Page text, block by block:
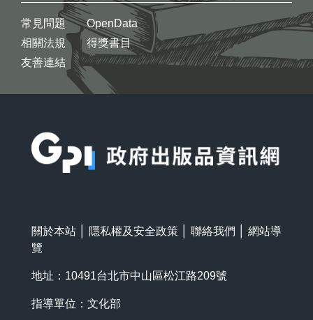
常見問題
相關法規
友善連結
OpenData
得獎書目
關於本站 隱私權及安全政策 聯絡我們
網站導
覽
地址：10491台北市中山區松江路209號
指導單位：文化部